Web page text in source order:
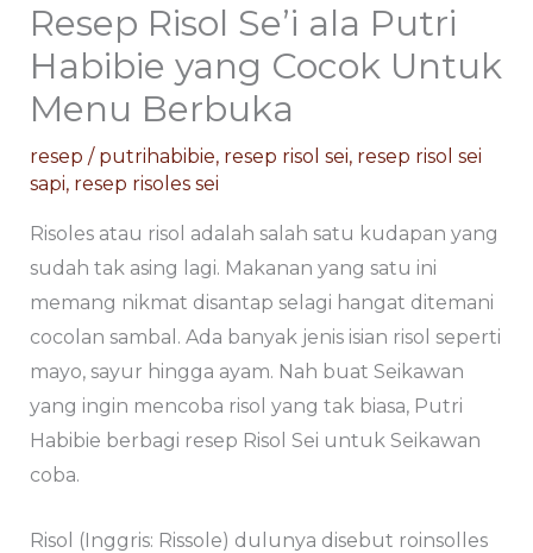
Resep Risol Se’i ala Putri
Habibie yang Cocok Untuk
Menu Berbuka
resep / putrihabibie, resep risol sei, resep risol sei
sapi, resep risoles sei
Risoles atau risol adalah salah satu kudapan yang
sudah tak asing lagi. Makanan yang satu ini
memang nikmat disantap selagi hangat ditemani
cocolan sambal. Ada banyak jenis isian risol seperti
mayo, sayur hingga ayam. Nah buat Seikawan
yang ingin mencoba risol yang tak biasa, Putri
Habibie berbagi resep Risol Sei untuk Seikawan
coba.
Risol (Inggris: Rissole) dulunya disebut roinsolles